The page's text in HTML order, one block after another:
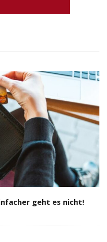
geht es nicht!